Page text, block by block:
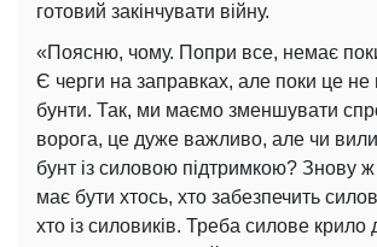
готовий закінчувати війну.
«Поясню, чому. Попри все, немає поки
Є черги на заправках, але поки це не
бунти. Так, ми маємо зменшувати
ворога, це дуже важливо, але чи
бунт із силовою підтримкою? Знову
має бути хтось, хто забезпечить
хто із силовиків. Треба силове